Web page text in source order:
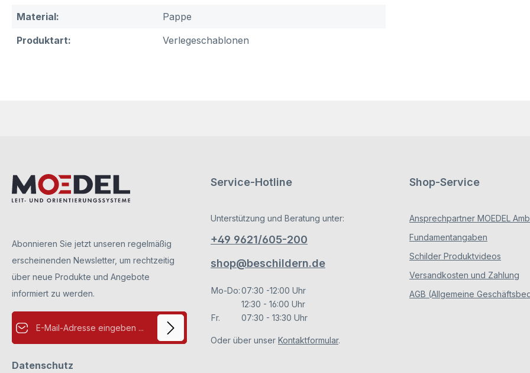
Material:
Pappe
Produktart:
Verlegeschablonen
Abonnieren Sie jetzt unseren regelmäßig
erscheinenden Newsletter, um rechtzeitig
über neue Produkte und Angebote
informiert zu werden.
E-Mail-Adresse*
Datenschutz
Service-Hotline
Unterstützung und Beratung unter:
+49 9621/605-200
shop@beschildern.de
Mo-Do:07:30 -12:00 Uhr
12:30 - 16:00 Uhr
Fr.
07:30 - 13:30 Uhr
Oder über unser Kontaktformular.
Shop-Service
Ansprechpartner MOEDEL
Fundamentangaben
Schilder Produktvideos
Versandkosten und Zahlung
AGB (Allgemeine